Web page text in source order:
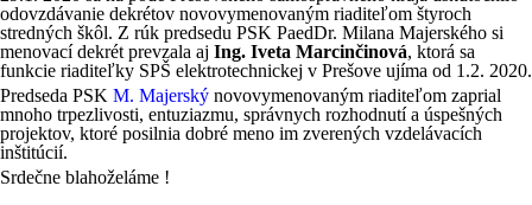
odovzdávanie dekrétov novovymenovaným riaditeľom štyroch
stredných škôl. Z rúk predsedu PSK PaedDr. Milana Majerského si
menovací dekrét prevzala aj Ing. Iveta Marcinčinová, ktorá sa
funkcie riaditeľky SPŠ elektrotechnickej v Prešove ujíma od 1.2. 2020.
Predseda PSK M. Majerský novovymenovaným riaditeľom zaprial
mnoho trpezlivosti, entuziazmu, správnych rozhodnutí a úspešných
projektov, ktoré posilnia dobré meno im zverených vzdelávacích
inštitúcií.
Srdečne blahoželáme !